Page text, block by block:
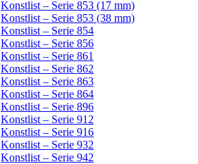
Konstlist – Serie 853 (17 mm)
Konstlist – Serie 853 (38 mm)
Konstlist – Serie 854
Konstlist – Serie 856
Konstlist – Serie 861
Konstlist – Serie 862
Konstlist – Serie 863
Konstlist – Serie 864
Konstlist – Serie 896
Konstlist – Serie 912
Konstlist – Serie 916
Konstlist – Serie 932
Konstlist – Serie 942